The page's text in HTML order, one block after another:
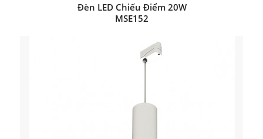
Đèn LED Chiếu Điểm 20W
MSE152